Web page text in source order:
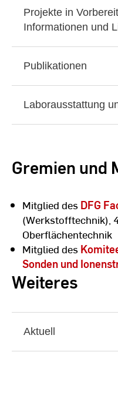
Entstehung von
Bandlücken
Dynamik der
Der p-n-Übergang
FETs,
Zellen)
Projekte in
Informationen und
Publikationen
Laborausstattung
Gremien und
Mitglied des DFG
(Werkstofftechnik),
Oberflächentechnik
Mitglied des
Sonden und
Weiteres
Aktuell